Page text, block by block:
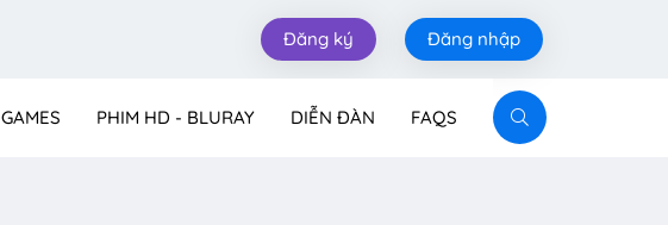
Đăng ký Đăng nhập
GAMES PHIM HD - BLURAY DIỄN ĐÀN FAQS